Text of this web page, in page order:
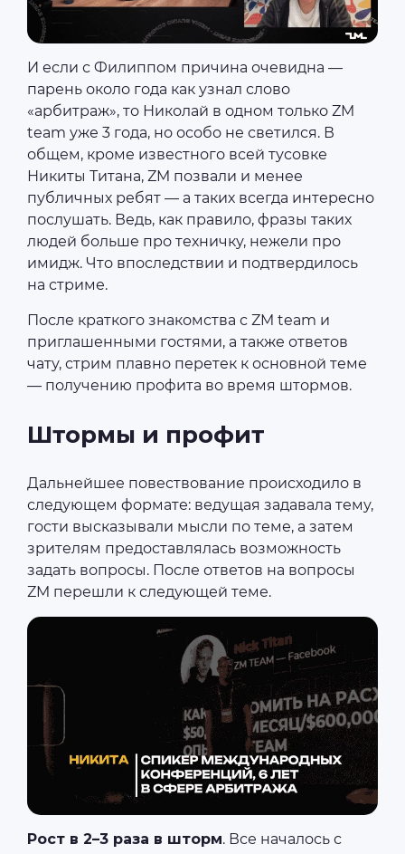
И если с Филиппом причина очевидна —
парень около года как узнал слово
«арбитраж», то Николай в одном только ZM
team уже 3 года, но особо не светился. В
общем, кроме известного всей тусовке
Никиты Титана, ZM позвали и менее
публичных ребят — а таких всегда интересно
послушать. Ведь, как правило, фразы таких
людей больше про техничку, нежели про
имидж. Что впоследствии и подтвердилось
на стриме.
После краткого знакомства с ZM team и
приглашенными гостями, а также ответов
чату, стрим плавно перетек к основной теме
— получению профита во время штормов.
Штормы и профит
Дальнейшее повествование происходило в
следующем формате: ведущая задавала тему,
гости высказывали мысли по теме, а затем
зрителям предоставлялась возможность
задать вопросы. После ответов на вопросы
ZM перешли к следующей теме.
Рост в 2–3 раза в шторм. Все началось с